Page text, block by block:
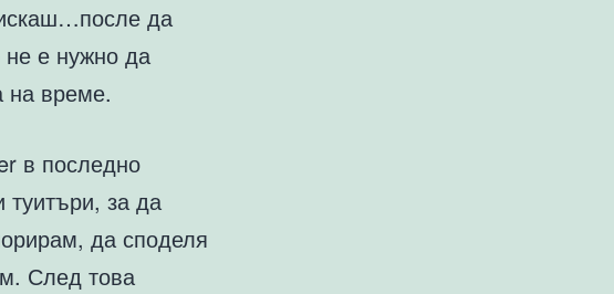
да
е нужно да
на време.
в последно
туитъри, за да
да споделя
След това